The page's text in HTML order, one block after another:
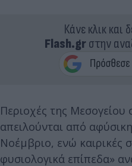
Κάνε κλικ και
Flash.grστην
Περιοχές της Μεσογείου
απειλούνται από
Νοέμβριο, ενώ καιρικές
φυσιολογικά επίπεδα»